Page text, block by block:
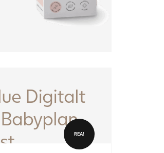
Digitalt
REA!